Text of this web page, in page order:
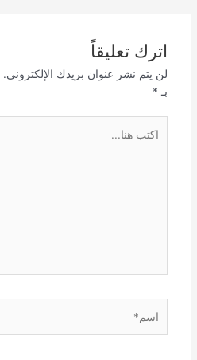
اترك تعليقاً
لن يتم نشر عنوان بريدك الإلكتروني.
بـ *
هنا...